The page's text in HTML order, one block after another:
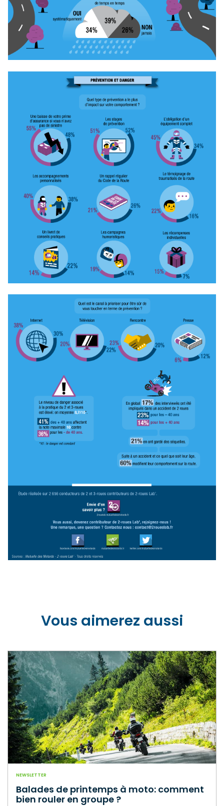
Vous aimerez aussi
NEWSLETTER
Balades de printemps à moto: comment
bien rouler en groupe ?